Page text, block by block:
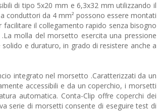
di tipo 5x20 mm e 6,3x32 mm utilizzando il
conduttori da 4 mm² possono essere montati
il collegamento rapido senza bisogno
molla del morsetto esercita una pressione
e duraturo, in grado di resistere anche a
integrato nel morsetto .Caratterizzati da un
accessibili e da un coperchio, i morsetti
automatica. Conta-Clip offre coperchi dei
serie di morsetti consente di eseguire test di